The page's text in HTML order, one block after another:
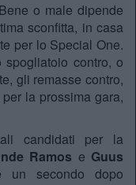
o male dipende
sconfitta, in casa
per lo Special One.
contro, o
gli remasse contro,
la prossima gara,
candidati per la
Ramos e Guus
un secondo dopo